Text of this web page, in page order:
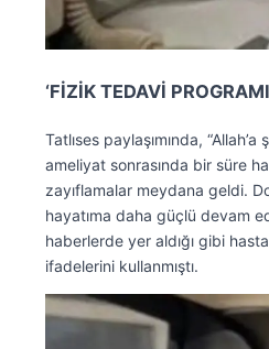
‘FİZİK TEDAVİ
Tatlıses paylaşımında,
ameliyat sonrasında bir süre
zayıflamalar meydana geldi.
hayatıma daha güçlü devam
haberlerde yer aldığı gibi
ifadelerini kullanmıştı.